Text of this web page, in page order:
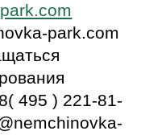
park.com
495 ) 221-81-